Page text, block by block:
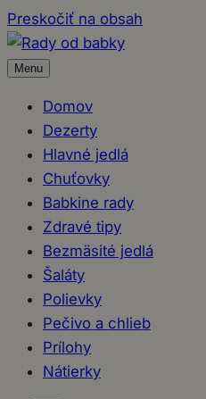
Preskočiť na obsah
Menu
Domov
Dezerty
Hlavné jedlá
Chuťovky
Babkine rady
Zdravé tipy
Bezmäsité jedlá
Šaláty
Polievky
Pečivo a chlieb
Prílohy
Nátierky